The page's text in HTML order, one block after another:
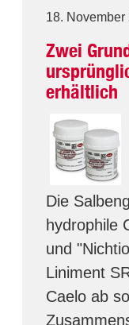
18. November
Zwei
erhältlich
Die
hydrophile
und
Liniment
Caelo ab